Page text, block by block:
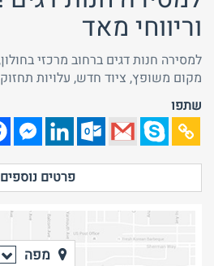
וריווחי מאד
למסירה חנות דגים ברחוב מרכזי
מקום משופץ, ציוד חדש, עלויות
שתפו
פרטים
מפה